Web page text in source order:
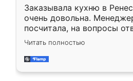
Заказывала кухню в
очень довольна.
посчитала, на вопросы
Замерщик приехал в
делу со всей
за день, ребята работали
Читать полностью